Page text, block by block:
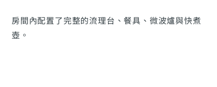
房間內配置了完整的流理台、餐具、微波爐與快煮
壺。